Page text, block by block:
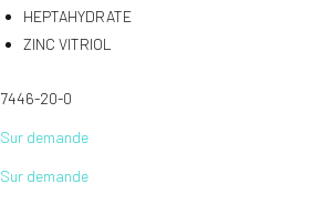
HEPTAHYDRATE
ZINC VITRIOL
7446-20-0
Sur demande
Sur demande